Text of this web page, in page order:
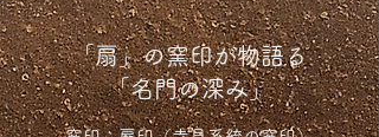
「扇」の窯印が物語る
「名門の深み」